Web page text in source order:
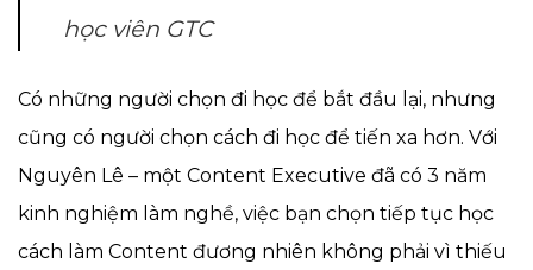
học viên GTC
Có những người chọn đi học để bắt đầu lại, nhưng
cũng có người chọn cách đi học để tiến xa hơn. Với
Nguyên Lê – một Content Executive đã có 3 năm
kinh nghiệm làm nghề, việc bạn chọn tiếp tục học
cách làm Content đương nhiên không phải vì thiếu